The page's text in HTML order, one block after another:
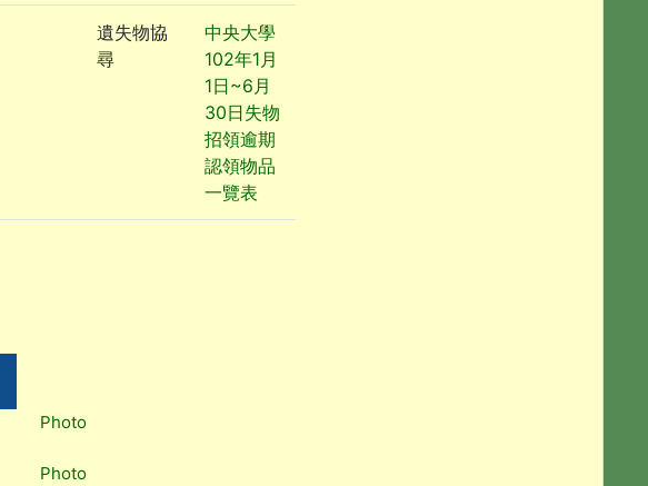
遺失物協
尋
中央大學
102年1月
1日~6月
30日失物
招領逾期
認領物品
一覽表
Photo
Photo